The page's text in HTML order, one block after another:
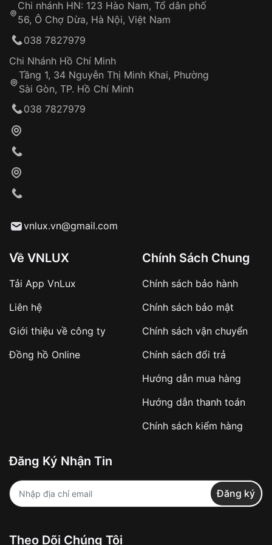
Từ khóa SEO:
Khách hàng kiểm tra và thanh toán trực tiếp
Từ khóa SEO:
sản phẩm đặc biệt
hàng
Số tiền còn lại thanh toán khi nhận hàng hoặc
✔️ Đảm bảo xử lý đơn hàng nhanh chóng
✔️ Hạn chế tình trạng hủy đơn không mong
Từ khóa SEO:
Khách hàng được
Đảm bảo quyền lợi khách hàng
Đồng hành cùng khách hàng trong suốt quá
trình sử dụng
Chi nhánh HN: 123 Hào Nam, Tổ dân phố
56, Ô Chợ Dừa, Hà Nội, Việt Nam
038 7827979
Chi Nhánh Hồ Chí Minh
Tầng 1, 34 Nguyễn Thị Minh Khai, Phường
Sài Gòn, TP. Hồ Chí Minh
038 7827979
vnlux.vn@gmail.com
Về VNLUX
Tải App VnLux
Liên hệ
Giới thiệu về công ty
Đồng hồ Online
Chính Sách Chung
Chính sách bảo hành
Chính sách bảo mật
Chính sách vận chuyển
Chính sách đổi trả
Hướng dẫn mua hàng
Hướng dẫn thanh toán
Chính sách kiểm hàng
Đăng Ký Nhận Tin
Đăng ký
Theo Dõi Chúng Tôi